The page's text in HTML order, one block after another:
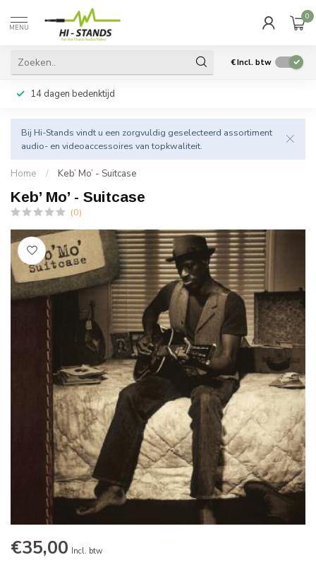
MENU
0
€Incl. btw
14 dagen bedenktijd
Bij Hi-Stands vindt u een zorgvuldig geselecteerd assortiment
audio- en videoaccessoires van topkwaliteit.
Home / Keb’ Mo’ - Suitcase
Keb’ Mo’ - Suitcase
(0)
€35,00 Incl. btw